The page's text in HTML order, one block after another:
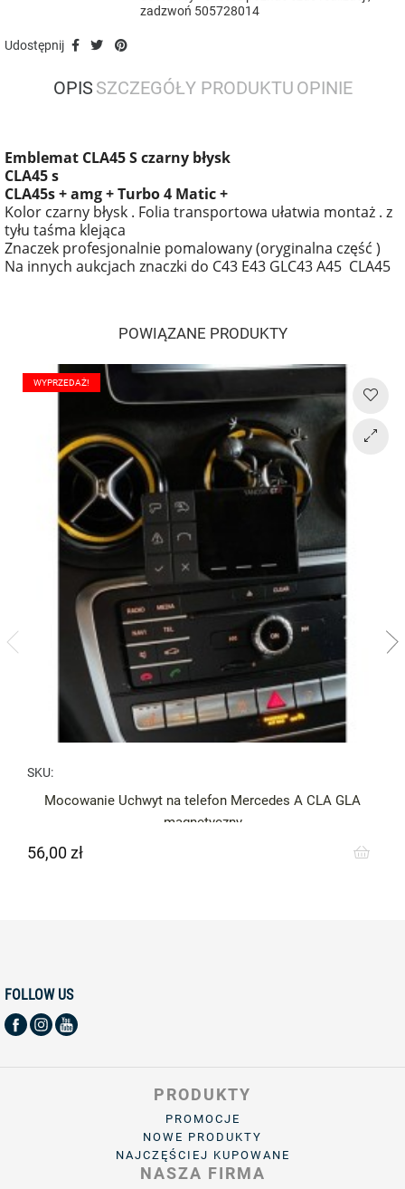
zadzwoń 505728014
Udostępnij
OPIS SZCZEGÓŁY PRODUKTU OPINIE
Emblemat CLA45 S czarny błysk
CLA45 s
CLA45s + amg + Turbo 4 Matic +
Kolor czarny błysk . Folia transportowa ułatwia montaż . z
tyłu taśma klejąca
Znaczek profesjonalnie pomalowany (oryginalna część )
Na innych aukcjach znaczki do C43 E43 GLC43 A45 CLA45
POWIĄZANE PRODUKTY
SKU:
Mocowanie Uchwyt na telefon Mercedes A CLA GLA
magnetyczny
Cena
56,00 zł
WYPRZEDAŻ!
FOLLOW US
PRODUKTY
PROMOCJE
NOWE PRODUKTY
NAJCZĘŚCIEJ KUPOWANE
NASZA FIRMA